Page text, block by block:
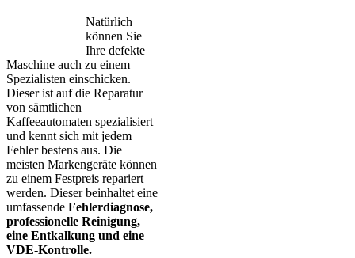
Natürlich
können Sie
Ihre defekte
Maschine auch zu einem
Spezialisten einschicken.
Dieser ist auf die Reparatur
von sämtlichen
Kaffeeautomaten spezialisiert
und kennt sich mit jedem
Fehler bestens aus. Die
meisten Markengeräte können
zu einem Festpreis repariert
werden. Dieser beinhaltet eine
umfassende Fehlerdiagnose,
professionelle Reinigung,
eine Entkalkung und eine
VDE-Kontrolle.